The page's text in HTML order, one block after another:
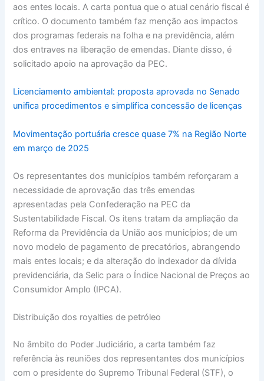
aos entes locais. A carta pontua que o atual cenário fiscal é
crítico. O documento também faz menção aos impactos
dos programas federais na folha e na previdência, além
dos entraves na liberação de emendas. Diante disso, é
solicitado apoio na aprovação da PEC.
Licenciamento ambiental: proposta aprovada no Senado
unifica procedimentos e simplifica concessão de licenças
Movimentação portuária cresce quase 7% na Região Norte
em março de 2025
Os representantes dos municípios também reforçaram a
necessidade de aprovação das três emendas
apresentadas pela Confederação na PEC da
Sustentabilidade Fiscal. Os itens tratam da ampliação da
Reforma da Previdência da União aos municípios; de um
novo modelo de pagamento de precatórios, abrangendo
mais entes locais; e da alteração do indexador da dívida
previdenciária, da Selic para o Índice Nacional de Preços ao
Consumidor Amplo (IPCA).
Distribuição dos royalties de petróleo
No âmbito do Poder Judiciário, a carta também faz
referência às reuniões dos representantes dos municípios
com o presidente do Supremo Tribunal Federal (STF), o